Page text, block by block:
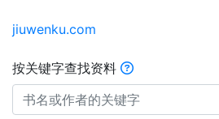
jiuwenku.com
按关键字查找资料